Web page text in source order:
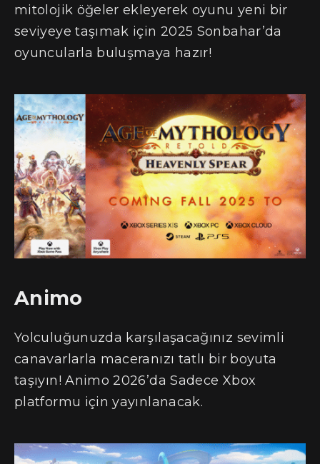
mitolojik öğeler ekleyerek oyunu yeni bir
seviyeye taşımak için 2025 Sonbahar’da
oyuncularla buluşmaya hazır!
Animo
Yolculuğunuzda karşılaşacağınız sevimli
canavarlarla maceranızı tatlı bir boyuta
taşıyın! Animo 2026’da Sadece Xbox
platformu için yayınlanacak.